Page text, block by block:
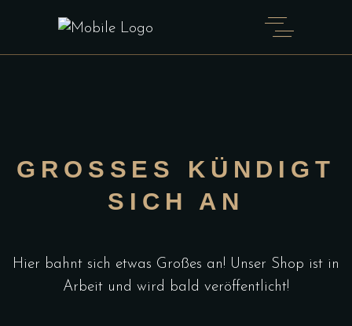
GROSSES KÜNDIGT S
ICH AN
Hier bahnt sich etwas Großes an! Unser Shop ist in
Arbeit und wird bald veröffentlicht!